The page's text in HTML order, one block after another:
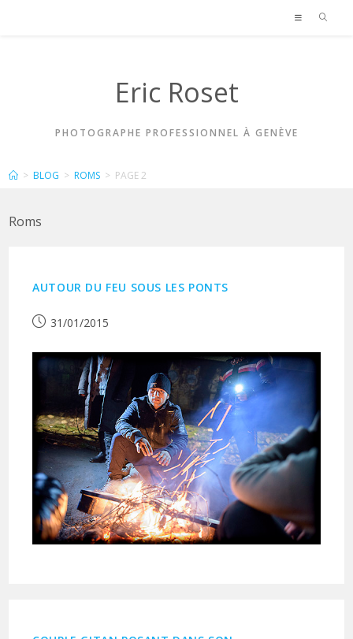
Eric Roset
PHOTOGRAPHE PROFESSIONNEL À GENÈVE
> BLOG > ROMS > PAGE 2
Roms
AUTOUR DU FEU SOUS LES PONTS
Publication
31/01/2015